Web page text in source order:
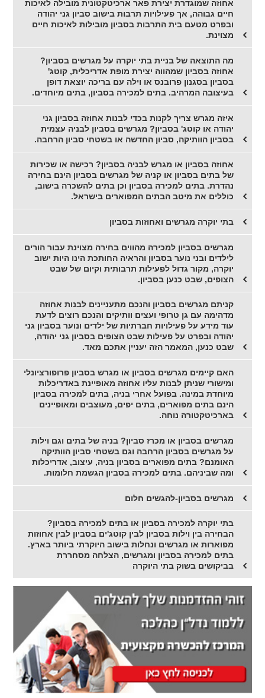
אחוזה שמוגדרת יצירת פאר ארכיטקטונית מובילה לאיכות
חיים גבוהה, אך פעילויות תרבות בישוב סביון גני יהודה
ובפרט מטעם בית התרבות בסביון מובילות לאיכות חיים
מצוינת.
מה התוצאה של בניית בתי יוקרה על מגרשים בסביון?
אחוזה בסביון שמהווה יצירת מופת אדריכלית, קוטג'
בסביון בסגנון פרובנס או וילה עם בריכה יוצאת דופן
בעיצובה המרהיב. בתים למכירה בסביון, בתים מיוחדים.
איזה מגרש צריך לקנות בכדי לבנות אחוזה בסביון גני
יהודה או קוטג' בסביון? מגרשים בסביון לבניה עצמית
בסביון הוותיקה, סביון החדשה או בשטחי סביון הרחבה.
אחוזה בסביון או מגרש לבניה בסביון? רכישה או שכירות
של בתים בסביון או קניה של מגרשים בסביון הינם בחירה
נהדרת. בתים למכירה בסביון וכן בתים להשכרה בישוב,
כוללים את מיטב הבתים המפוארים בישראל.
בתי יוקרה מגרשים ואחוזות בסביון
מגרשים בסביון למכירה מהווים בחירה מצוינת עבור הורים
לילדים ובני נוער בסביון והראיה החותכת הינו היות ישוב
יוקרה, מקור גדול לפעילות תרבותית וקיום של שבט
הצופים, שבט כנען בסביון.
קניתם מגרשים בסביון והנכם מתעניינים לבנות אחוזה
מדהימה עם גן טרופי ועצים וותיקים והנכם רוצים לדעת
עוד מידע על פעילויות חברתיות של ילדים ונוער בסביון גני
יהודה ובפרט על פעילות שבט הצופים בסביון גני יהודה,
שבט כנען, המאמר הזה יעניין אתכם מאד.
האם קיימים מגרשים בסביון או מגרש בסביון פרופורציונלי
ומישורי שניתן לבנות עליו אחוזה מאופיינת באדריכלות
מיוחדת במינה. בפועל אחרי בניה, בתים למכירה בסביון
הינם בתים מפוארים, בתים יפים, מעוצבים ומאופיינים
בארכיטקטורה נוחה.
מגרשים בסביון או מכרז סביון? בניה של בתים וגם וילות
על מגרשים בסביון הרחבה וגם בשטחי סביון הוותיקה
האומנם? בתים מפוארים בסביון בניה, עיצוב, אדריכלות
ומה שביניהם. בתים למכירה בסביון הגשמת חלומות.
מגרשים בסביון-להגשים חלום
בתי יוקרה למכירה בסביון או בתים למכירה בסביון?
הבחירה בין וילות בסביון לבין קוטג'ים בסביון לבין אחוזות
מפוארות או מגרשים ונחלות בישוב היוקרתי ביותר בארץ.
בתים למכירה בסביון ומגרשים, הצלחה מסחררת
בביקושים בשוק בתי היוקרה